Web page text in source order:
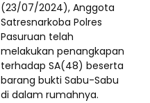
(23/07/2024), Anggota
Satresnarkoba Polres
Pasuruan telah
melakukan penangkapan
terhadap SA(48) beserta
barang bukti Sabu-Sabu
di dalam rumahnya.